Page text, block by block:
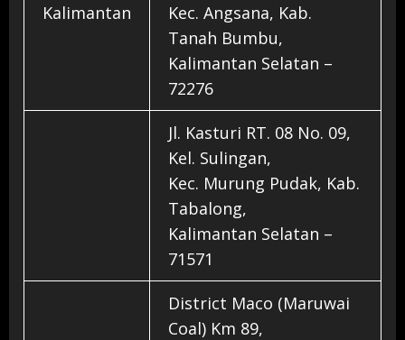
Kalimantan
Kec. Angsana, Kab.
Tanah Bumbu,
Kalimantan Selatan –
72276
Jl. Kasturi RT. 08 No. 09,
Kel. Sulingan,
Kec. Murung Pudak, Kab.
Tabalong,
Kalimantan Selatan –
71571
District Maco (Maruwai
Coal) Km 89,